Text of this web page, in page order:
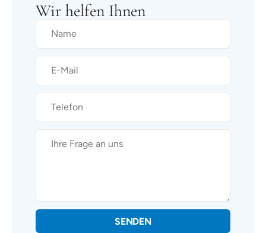
Wir helfen Ihnen
SENDEN